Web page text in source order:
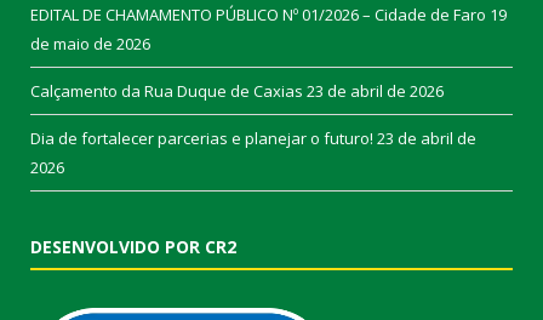
EDITAL DE CHAMAMENTO PÚBLICO Nº 01/2026 – Cidade de Faro 19
de maio de 2026
Calçamento da Rua Duque de Caxias 23 de abril de 2026
Dia de fortalecer parcerias e planejar o futuro! 23 de abril de
2026
DESENVOLVIDO POR CR2